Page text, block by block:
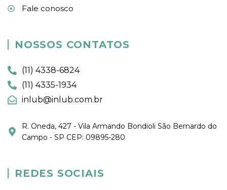
Fale conosco
NOSSOS CONTATOS
(11) 4338-6824
(11) 4335-1934
inlub@inlub.com.br
R. Oneda, 427 - Vila Armando Bondioli São Bernardo do
Campo - SP CEP: 09895-280
REDES SOCIAIS